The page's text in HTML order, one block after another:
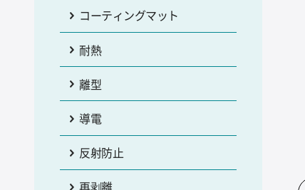
コーティングマット
耐熱
離型
導電
反射防止